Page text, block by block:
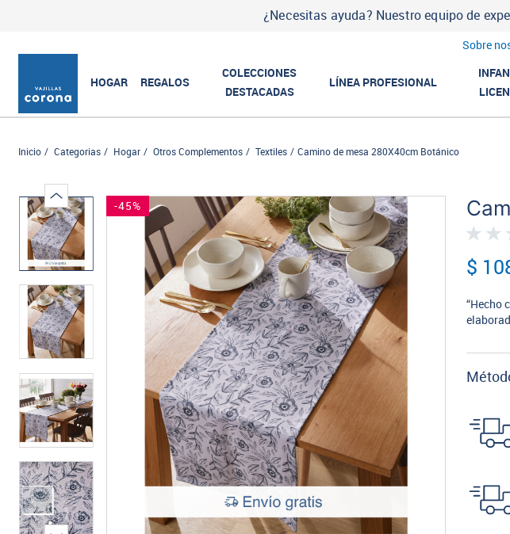
¿Necesitas ayuda? Nuestro equipo de
Sobre
HOGAR REGALOS
COLECCIONES
DESTACADAS
LÍNEA PROFESIONAL
Inicio Categorias Hogar Otros Complementos Textiles Camino de mesa 280X40cm Botánico
-45%
$
“Hecho